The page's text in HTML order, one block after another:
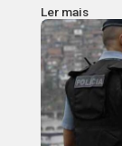
Ler mais